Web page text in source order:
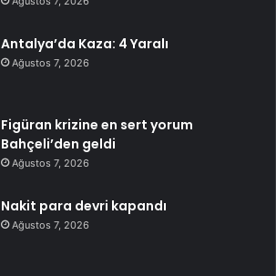
Antalya’da Kaza: 4 Yaralı
Ağustos 7, 2026
Figüran krizine en sert yorum
Bahçeli’den geldi
Ağustos 7, 2026
Nakit para devri kapandı
Ağustos 7, 2026